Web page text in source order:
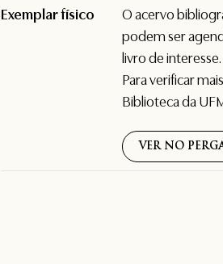
Exemplar físico
O acervo
podem ser
livro de interesse.
Para verificar
Biblioteca da
VER NO